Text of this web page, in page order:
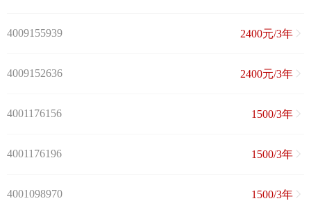
4009155939 2400元/3年
4009152636 2400元/3年
4001176156 1500/3年
4001176196 1500/3年
4001098970 1500/3年